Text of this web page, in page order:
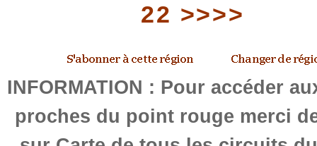
22 >>>>
INFORMATION : Pour accéder
proches du point rouge merci